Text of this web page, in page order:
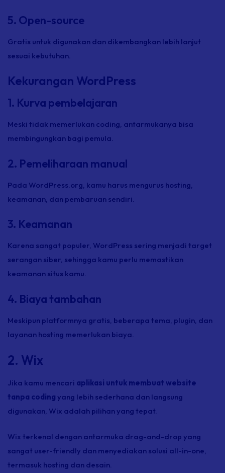
5. Open-source
Gratis untuk digunakan dan dikembangkan lebih lanjut
sesuai kebutuhan.
Kekurangan WordPress
1. Kurva pembelajaran
Meski tidak memerlukan coding, antarmukanya bisa
membingungkan bagi pemula.
2. Pemeliharaan manual
Pada WordPress.org, kamu harus mengurus hosting,
keamanan, dan pembaruan sendiri.
3. Keamanan
Karena sangat populer, WordPress sering menjadi target
serangan siber, sehingga kamu perlu memastikan
keamanan situs kamu.
4. Biaya tambahan
Meskipun platformnya gratis, beberapa tema, plugin, dan
layanan hosting memerlukan biaya.
2. Wix
Jika kamu mencari aplikasi untuk membuat website
tanpa coding yang lebih sederhana dan langsung
digunakan, Wix adalah pilihan yang tepat.
Wix terkenal dengan antarmuka drag-and-drop yang
sangat user-friendly dan menyediakan solusi all-in-one,
termasuk hosting dan desain.